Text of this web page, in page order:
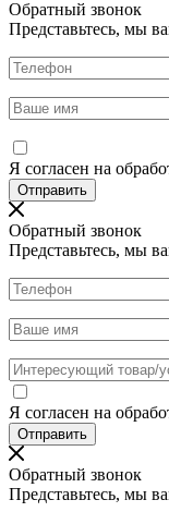
Обратный звонок
Представьтесь, мы
Я согласен на
Обратный звонок
Представьтесь, мы
Я согласен на
Обратный звонок
Представьтесь, мы